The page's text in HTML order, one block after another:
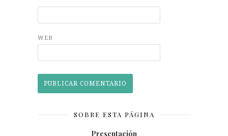
WEB
SOBRE ESTA PÁGINA
Presentación